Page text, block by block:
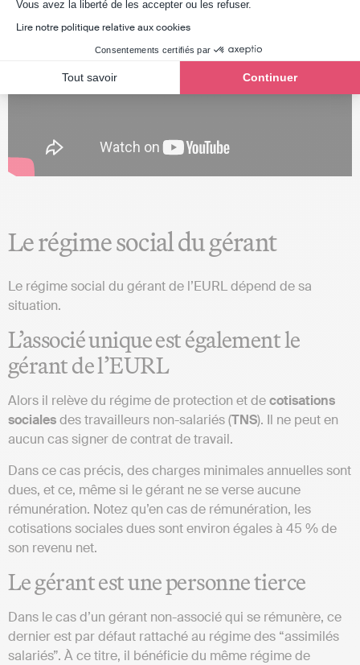
Vous avez la liberté de les accepter ou les refuser.
Lire notre politique relative aux cookies
Consentements certifiés par
Tout savoir Continuer
Le régime social du gérant
Le régime social du gérant de l’EURL dépend de sa
situation.
L’associé unique est également le
gérant de l’EURL
Alors il relève du régime de protection et decotisations
socialesdes travailleurs non-salariés (TNS). Il ne peut en
aucun cas signer de contrat de travail.
Dans ce cas précis, des charges minimales annuelles sont
dues, et ce, même si le gérant ne se verse aucune
rémunération. Notez qu’en cas de rémunération, les
cotisations sociales dues sont environ égales à 45 % de
son revenu net.
Le gérant est une personne tierce
Dans le cas d’un gérant non-associé qui se rémunère, ce
dernier est par défaut rattaché au régime des “assimilés
salariés”. À ce titre, il bénéficie du même régime de